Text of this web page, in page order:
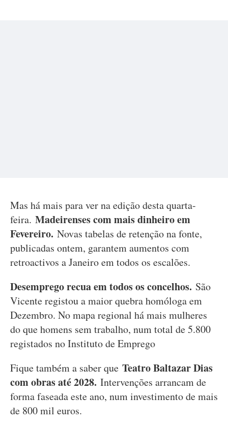
Mas há mais para ver na edição desta quarta-
feira. Madeirenses com mais dinheiro em
Fevereiro. Novas tabelas de retenção na fonte,
publicadas ontem, garantem aumentos com
retroactivos a Janeiro em todos os escalões.
Desemprego recua em todos os concelhos. São
Vicente registou a maior quebra homóloga em
Dezembro. No mapa regional há mais mulheres
do que homens sem trabalho, num total de 5.800
registados no Instituto de Emprego
Fique também a saber que Teatro Baltazar Dias
com obras até 2028. Intervenções arrancam de
forma faseada este ano, num investimento de mais
de 800 mil euros.